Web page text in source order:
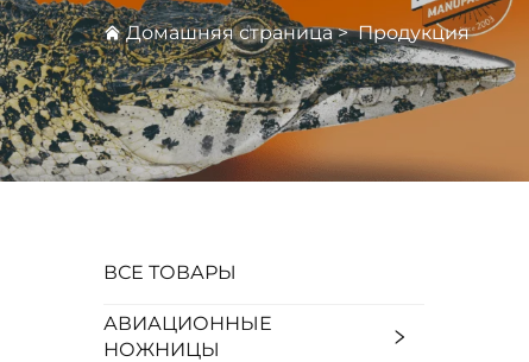
Домашняя страница>Продукция
ВСЕ ТОВАРЫ
АВИАЦИОННЫЕ
НОЖНИЦЫ